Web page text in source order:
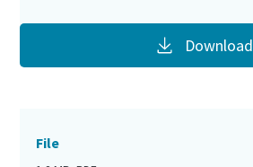
Download
File